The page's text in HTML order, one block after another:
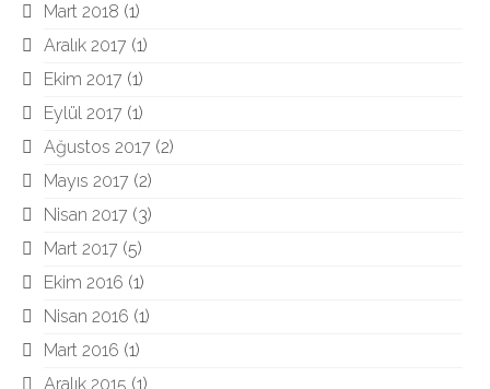
Mart 2018 (1)
Aralık 2017 (1)
Ekim 2017 (1)
Eylül 2017 (1)
Ağustos 2017 (2)
Mayıs 2017 (2)
Nisan 2017 (3)
Mart 2017 (5)
Ekim 2016 (1)
Nisan 2016 (1)
Mart 2016 (1)
Aralık 2015 (1)